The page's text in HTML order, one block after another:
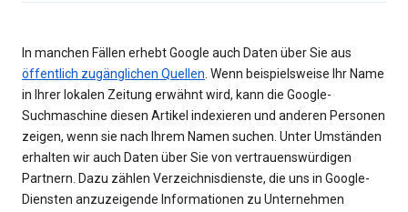
In manchen Fällen erhebt Google auch Daten über Sie aus
öffentlich zugänglichen Quellen . Wenn beispielsweise Ihr Name
in Ihrer lokalen Zeitung erwähnt wird, kann die Google-
Suchmaschine diesen Artikel indexieren und anderen Personen
zeigen, wenn sie nach Ihrem Namen suchen. Unter Umständen
erhalten wir auch Daten über Sie von vertrauenswürdigen
Partnern. Dazu zählen Verzeichnisdienste, die uns in Google-
Diensten anzuzeigende Informationen zu Unternehmen